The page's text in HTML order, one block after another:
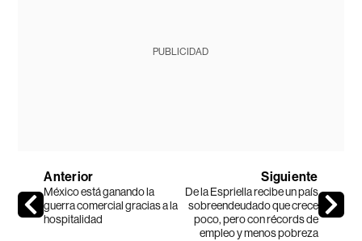
PUBLICIDAD
Anterior
México está ganando la
guerra comercial gracias a la
hospitalidad
Siguiente
De la Espriella recibe un país
sobreendeudado que crece
poco, pero con récords de
empleo y menos pobreza